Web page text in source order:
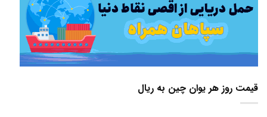
قیمت روز هر یوان چین به ریال